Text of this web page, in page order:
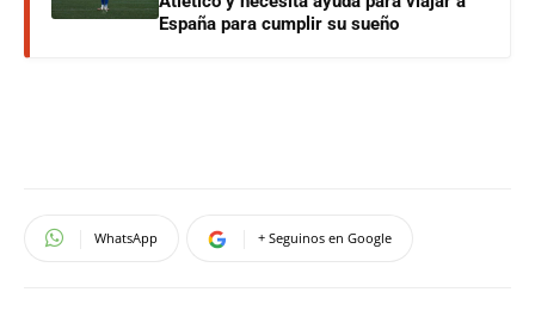
España para cumplir su sueño
WhatsApp + Seguinos en Google